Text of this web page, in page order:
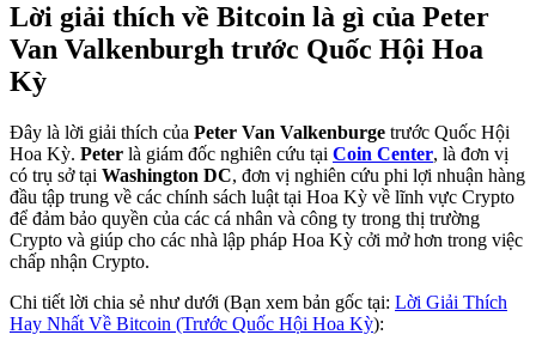
Lời giải thích về Bitcoin là gì của Peter
Van Valkenburgh trước Quốc Hội Hoa
Kỳ
Đây là lời giải thích của Peter Van Valkenburge trước Quốc Hội
Hoa Kỳ. Peter là giám đốc nghiên cứu tại Coin Center, là đơn vị
có trụ sở tại Washington DC, đơn vị nghiên cứu phi lợi nhuận hàng
đầu tập trung về các chính sách luật tại Hoa Kỳ về lĩnh vực Crypto
để đảm bảo quyền của các cá nhân và công ty trong thị trường
Crypto và giúp cho các nhà lập pháp Hoa Kỳ cởi mở hơn trong việc
chấp nhận Crypto.
Chi tiết lời chia sẻ như dưới (Bạn xem bản gốc tại: Lời Giải Thích
Hay Nhất Về Bitcoin (Trước Quốc Hội Hoa Kỳ):